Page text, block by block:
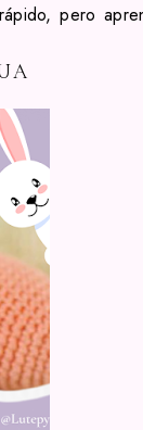
pero